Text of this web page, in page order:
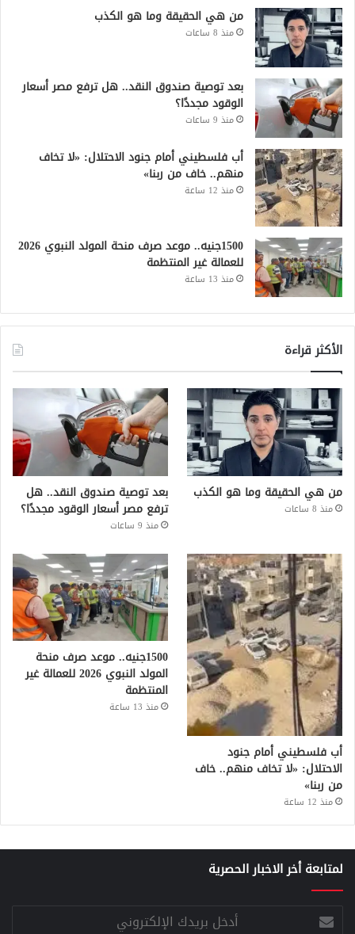
من هي الحقيقة وما هو الكذب
منذ 8 ساعات
بعد توصية صندوق النقد.. هل ترفع مصر أسعار
الوقود مجددًا؟
منذ 9 ساعات
أب فلسطيني أمام جنود الاحتلال: «لا تخاف
منهم.. خاف من ربنا»
منذ 12 ساعة
1500جنيه.. موعد صرف منحة المولد النبوي 2026
للعمالة غير المنتظمة
منذ 13 ساعة
الأكثر قراءة
من هي الحقيقة وما هو الكذب
منذ 8 ساعات
بعد توصية صندوق النقد.. هل
ترفع مصر أسعار الوقود مجددًا؟
منذ 9 ساعات
أب فلسطيني أمام جنود
الاحتلال: «لا تخاف منهم.. خاف
من ربنا»
منذ 12 ساعة
1500جنيه.. موعد صرف منحة
المولد النبوي 2026 للعمالة غير
المنتظمة
منذ 13 ساعة
لمتابعة أخر الاخبار الحصرية
أدخل